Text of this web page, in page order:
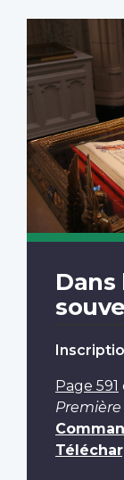
Dans
Page 591